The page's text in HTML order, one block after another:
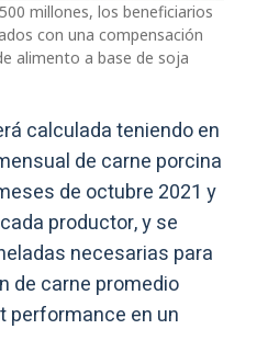
millones, los beneficiarios
con una compensación
alimento a base de soja
calculada teniendo en
de carne porcina
de octubre 2021 y
productor, y se
necesarias para
de carne promedio
performance en un